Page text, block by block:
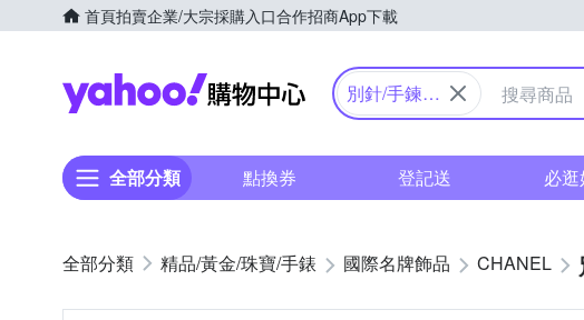
首頁拍賣企業/大宗採購入口合作招商App下載
Yahoo購物中心
別針/手鍊/
全部分類 點換券 登記送 必
精品/黃金/珠寶/手錶 國際名牌飾品 CHANEL